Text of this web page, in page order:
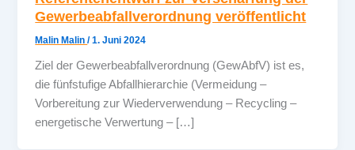
Gewerbeabfallverordnung veröffentlicht
Malin Malin/1. Juni 2024
Ziel der Gewerbeabfallverordnung (GewAbfV) ist es,
die fünfstufige Abfallhierarchie (Vermeidung –
Vorbereitung zur Wiederverwendung – Recycling –
energetische Verwertung – […]